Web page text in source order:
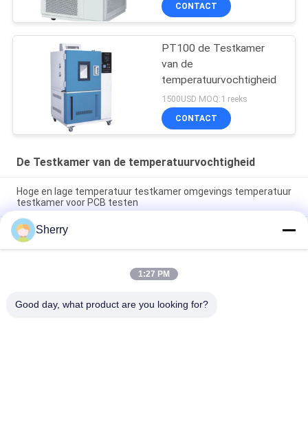
CONTACT
PT100 de Testkamer
van de
temperatuurvochtigheid
1500USD MOQ:1 reeks
CONTACT
De Testkamer van de temperatuurvochtigheid
Hoge en lage temperatuur testkamer omgevings temperatuur
testkamer voor PCB testen
Temperatuurvochtigheidstestkamer
Temperatuurnauwkeurigheid ±0,5°C Met Temperatuurbereik
-70°C ~ 180°C
Temperatuur- en vochtigheidstestkamer Hoog- en
Sherry
1:27 PM
Good day, what product are you looking for?